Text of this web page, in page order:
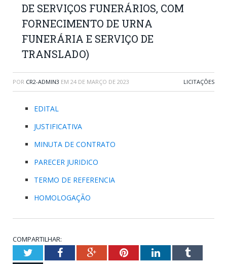
DE SERVIÇOS FUNERÁRIOS, COM
FORNECIMENTO DE URNA
FUNERÁRIA E SERVIÇO DE
TRANSLADO)
POR CR2-ADMIN3 EM 24 DE MARÇO DE 2023 LICITAÇÕES
EDITAL
JUSTIFICATIVA
MINUTA DE CONTRATO
PARECER JURIDICO
TERMO DE REFERENCIA
HOMOLOGAÇÃO
COMPARTILHAR:
TwitterFacebookGoogle+PinterestLinkedInTumblr